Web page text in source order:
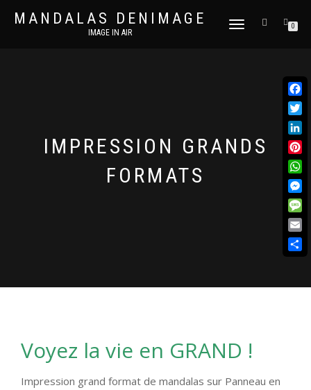
MANDALAS DENIMAGE
IMAGE IN AIR
DÉPLIER
0
IMPRESSION GRANDS
FORMATS
Voyez la vie en GRAND !
Impression grand format de mandalas sur Panneau en